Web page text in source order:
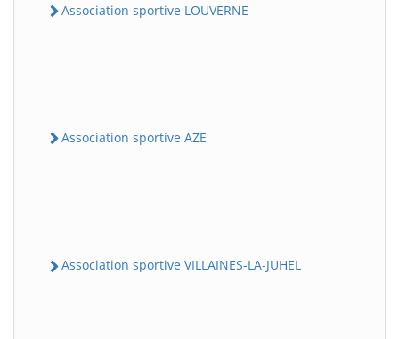
Association sportive LOUVERNE
Association sportive AZE
Association sportive VILLAINES-LA-JUHEL